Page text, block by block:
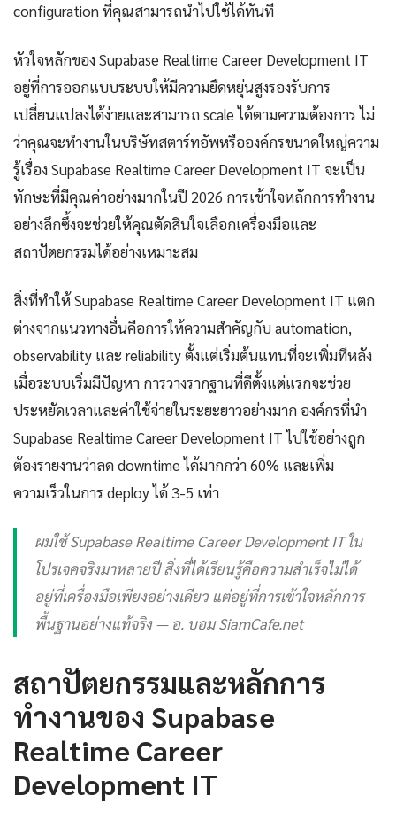
configuration ที่คุณสามารถนำไปใช้ได้ทันที
หัวใจหลักของ Supabase Realtime Career Development IT
อยู่ที่การออกแบบระบบให้มีความยืดหยุ่นสูงรองรับการ
เปลี่ยนแปลงได้ง่ายและสามารถ scale ได้ตามความต้องการ ไม่
ว่าคุณจะทำงานในบริษัทสตาร์ทอัพหรือองค์กรขนาดใหญ่ความ
รู้เรื่อง Supabase Realtime Career Development IT จะเป็น
ทักษะที่มีคุณค่าอย่างมากในปี 2026 การเข้าใจหลักการทำงาน
อย่างลึกซึ้งจะช่วยให้คุณตัดสินใจเลือกเครื่องมือและ
สถาปัตยกรรมได้อย่างเหมาะสม
สิ่งที่ทำให้ Supabase Realtime Career Development IT แตก
ต่างจากแนวทางอื่นคือการให้ความสำคัญกับ automation,
observability และ reliability ตั้งแต่เริ่มต้นแทนที่จะเพิ่มทีหลัง
เมื่อระบบเริ่มมีปัญหา การวางรากฐานที่ดีตั้งแต่แรกจะช่วย
ประหยัดเวลาและค่าใช้จ่ายในระยะยาวอย่างมาก องค์กรที่นำ
Supabase Realtime Career Development IT ไปใช้อย่างถูก
ต้องรายงานว่าลด downtime ได้มากกว่า 60% และเพิ่ม
ความเร็วในการ deploy ได้ 3-5 เท่า
ผมใช้ Supabase Realtime Career Development IT ใน
โปรเจคจริงมาหลายปี สิ่งที่ได้เรียนรู้คือความสำเร็จไม่ได้
อยู่ที่เครื่องมือเพียงอย่างเดียว แต่อยู่ที่การเข้าใจหลักการ
พื้นฐานอย่างแท้จริง — อ. บอม SiamCafe.net
สถาปัตยกรรมและหลักการ
ทำงานของ Supabase
Realtime Career
Development IT